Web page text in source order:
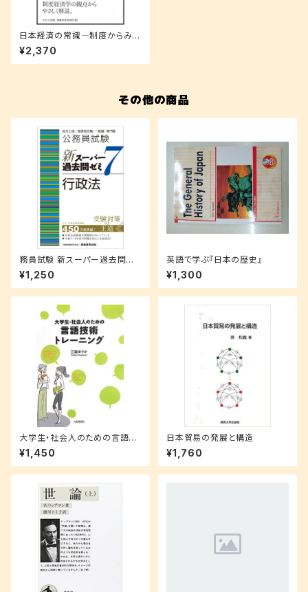
日本経済の常識―制度からみる
経済の仕組み
¥2,370
その他の商品
務員試験 新スーパー過去問ゼ
ミ 7 行政法
¥1,250
英語で学ぶ『日本の歴史』
¥1,300
大学生・社会人のための言語技
術トレーニング
¥1,450
日本貿易の発展と構造
¥1,760